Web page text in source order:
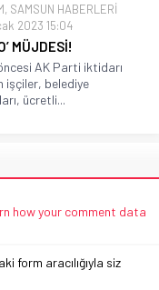
, SAMSUN HABERLERİ
2023 15:04
MÜJDESİ!
AK Parti iktidarı
işçiler, belediye
ücretli...
how your comment data
form aracılığıyla siz